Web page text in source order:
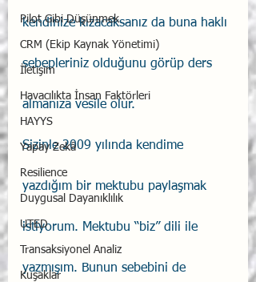
Pilot Gibi Düşünmek
CRM (Ekip Kaynak Yönetimi)
İletişim
Havacılıkta İnsan Faktörleri
HAYYS
Yapay Zekâ
Resilience
Duygusal Dayanıklılık
UTED
Transaksiyonel Analiz
Kuşaklar
kendinize kızacaksanız da buna haklı
sebepleriniz olduğunu görüp ders
almanıza vesile olur.
Sizinle 2009 yılında kendime
yazdığım bir mektubu paylaşmak
istiyorum. Mektubu “biz” dili ile
yazmışım. Bunun sebebini de